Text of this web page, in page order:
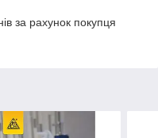
за рахунок покупця